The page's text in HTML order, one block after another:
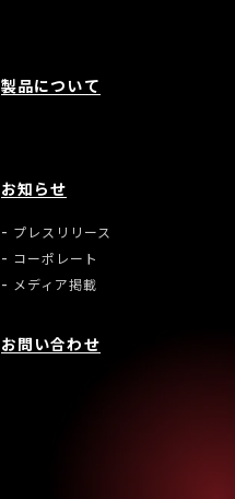
製品について
お知らせ
プレスリリース
コーポレート
メディア掲載
お問い合わせ